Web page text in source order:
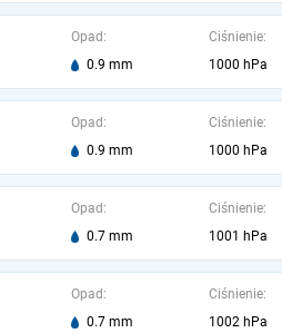
Opad:
0.9 mm
Ciśnienie:
1000 hPa
Opad:
0.9 mm
Ciśnienie:
1000 hPa
Opad:
0.7 mm
Ciśnienie:
1001 hPa
Opad:
0.7 mm
Ciśnienie:
1002 hPa